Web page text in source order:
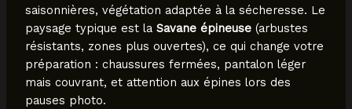
saisonnières, végétation adaptée à la sécheresse. Le
paysage typique est la Savane épineuse(arbustes
résistants, zones plus ouvertes), ce qui change votre
préparation : chaussures fermées, pantalon léger
mais couvrant, et attention aux épines lors des
pauses photo.